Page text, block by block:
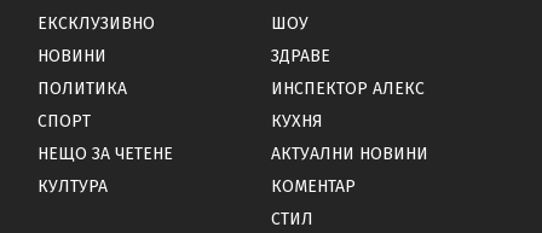
ЕКСКЛУЗИВНО
НОВИНИ
ПОЛИТИКА
СПОРТ
НЕЩО ЗА ЧЕТЕНЕ
КУЛТУРА
ШОУ
ЗДРАВЕ
ИНСПЕКТОР АЛЕКС
КУХНЯ
АКТУАЛНИ НОВИНИ
КОМЕНТАР
СТИЛ